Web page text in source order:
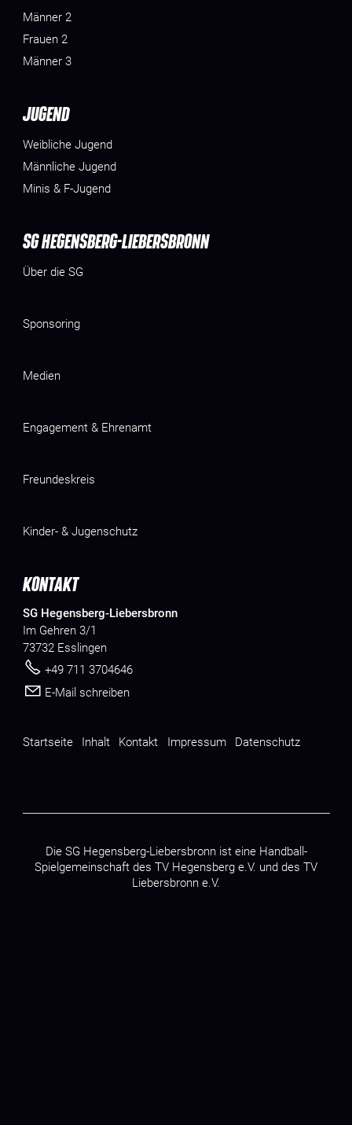
Männer 2
Frauen 2
Männer 3
JUGEND
Weibliche Jugend
Männliche Jugend
Minis & F-Jugend
SG HEGENSBERG-LIEBERSBRONN
Über die SG
Sponsoring
Medien
Engagement & Ehrenamt
Freundeskreis
Kinder- & Jugenschutz
KONTAKT
SG Hegensberg-Liebersbronn
Im Gehren 3/1
73732 Esslingen
+49 711 3704646
E-Mail schreiben
Startseite Inhalt Kontakt Impressum Datenschutz
Die SG Hegensberg-Liebersbronn ist eine Handball-
Spielgemeinschaft des TV Hegensberg e.V. und des TV
Liebersbronn e.V.